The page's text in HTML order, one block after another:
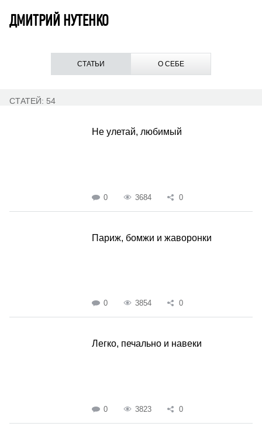
ДМИТРИЙ НУТЕНКО
СТАТЬИ О СЕБЕ
СТАТЕЙ: 54
Не улетай, любимый
0 3684 0
Париж, бомжи и жаворонки
0 3854 0
Легко, печально и навеки
0 3823 0